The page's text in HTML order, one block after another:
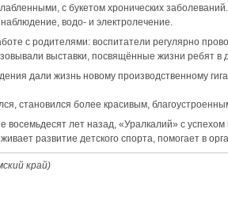
с букетом хронических
водо- и электролечение.
с родителями: воспитатели регулярно
выставки, посвящённые жизни ребят в
дали жизнь новому производственному
становился более красивым,
лет назад, «Уралкалий» с
развитие детского спорта, помогает в
край)